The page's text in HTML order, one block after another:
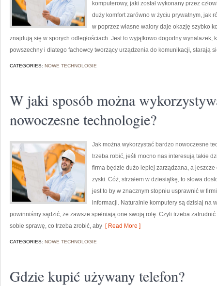
komputerowy, jaki został wykonany przez
duży komfort zarówno w życiu prywatnym, jak
w poprzez własne walory daje okazję szybko
znajdują się w sporych odległościach. Jest to wyjątkowo dogodny wynalazek,
powszechny i dlatego fachowcy tworzący urządzenia do komunikacji, starają
CATEGORIES: NOWE TECHNOLOGIE
W jaki sposób można
nowoczesne technologie?
Jak można wykorzystać bardzo nowoczesne
trzeba robić, jeśli mocno nas interesują takie
firma będzie dużo lepiej zarządzana, a
zyski. Cóż, strzałem w dziesiątkę, to słowa
jest to by w znacznym stopniu usprawnić w
informacji. Naturalnie komputery są dzisiaj na
powinniśmy sądzić, że zawsze spełniają one swoją rolę. Czyli trzeba
sobie sprawę, co trzeba zrobić, aby [ Read More ]
CATEGORIES: NOWE TECHNOLOGIE
Gdzie kupić używany telefon?